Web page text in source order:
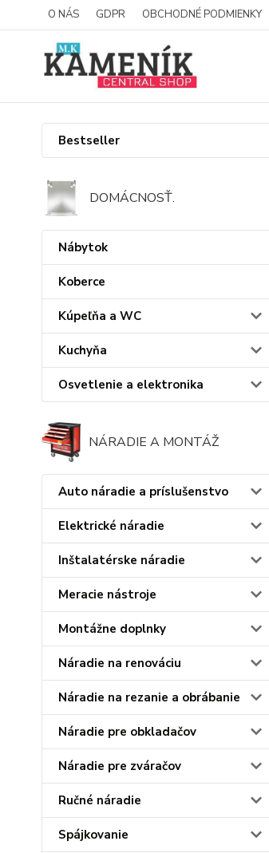
O NÁS GDPR OBCHODNÉ PODMIENKY
Bestseller
DOMÁCNOSŤ.
Nábytok
Koberce
Kúpeľňa a WC
Kuchyňa
Osvetlenie a elektronika
NÁRADIE A MONTÁŽ
Auto náradie a príslušenstvo
Elektrické náradie
Inštalatérske náradie
Meracie nástroje
Montážne doplnky
Náradie na renováciu
Náradie na rezanie a obrábanie
Náradie pre obkladačov
Náradie pre zváračov
Ručné náradie
Spájkovanie